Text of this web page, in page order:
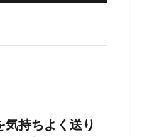
持ちよく送り